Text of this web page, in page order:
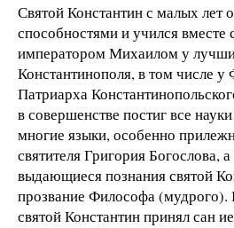
Святой Константин с малых лет
способностями и учился вместе
императором Михаилом у
Константинополя, в том числе у
Патриарха
в совершенстве постиг все
многие языки, особенно
святителя Григория Богослова,
выдающиеся познания святой
прозвание Философа (мудрого).
святой Константин принял сан